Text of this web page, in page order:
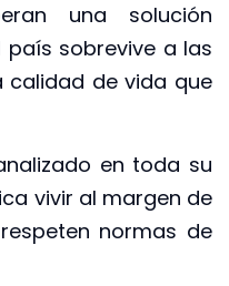
una solución
sobrevive a las
calidad de vida que
en toda su
vivir al margen de
normas de